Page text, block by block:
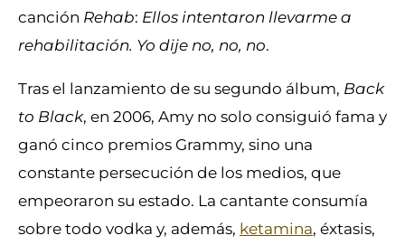
canción Rehab: Ellos intentaron llevarme a
rehabilitación. Yo dije no, no, no.
Tras el lanzamiento de su segundo álbum, Back
to Black, en 2006, Amy no solo consiguió fama y
ganó cinco premios Grammy, sino una
constante persecución de los medios, que
empeoraron su estado. La cantante consumía
sobre todo vodka y, además, ketamina, éxtasis,